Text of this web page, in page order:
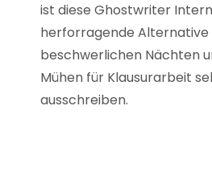
ist diese Ghostwriter
herforragende Alternative
beschwerlichen Nächten
Mühen für Klausurarbeit
ausschreiben.